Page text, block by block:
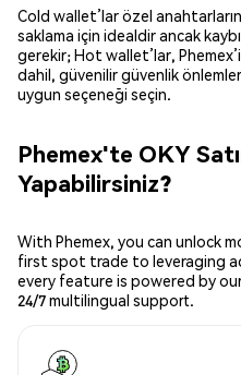
Cold wallet’lar özel
saklama için idealdir ancak
gerekir; Hot wallet’lar,
dahil, güvenilir güvenlik
uygun seçeneği seçin.
Phemex'te OKY
Yapabilirsiniz?
With Phemex, you can unlock
first spot trade to leveraging
every feature is powered by
24/7 multilingual support.